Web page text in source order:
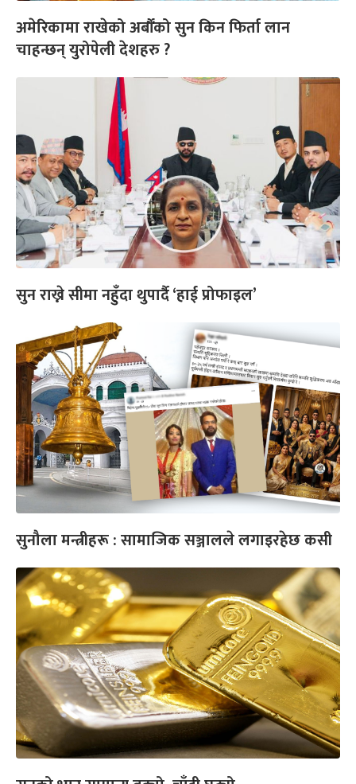
अमेरिकामा राखेको अर्बौँको सुन किन फिर्ता लान
चाहन्छन् युरोपेली देशहरु ?
सुन राख्ने सीमा नहुँदा थुपार्दै ‘हाई प्रोफाइल’
सुनौला मन्त्रीहरू : सामाजिक सञ्जालले लगाइरहेछ कसी